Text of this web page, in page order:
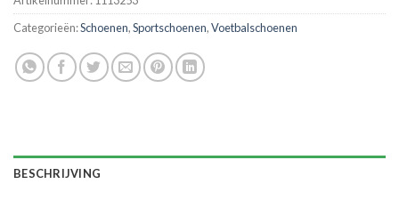
Categorieën:Schoenen,Sportschoenen,Voetbalschoenen
BESCHRIJVING